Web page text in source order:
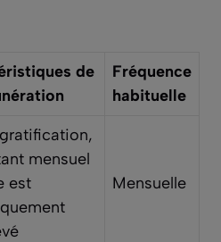
de
Fréquence
habituelle
mensuel
est
Mensuelle